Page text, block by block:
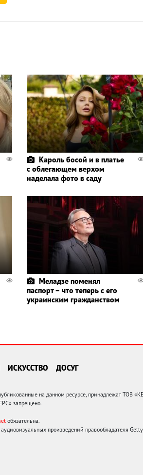
Кароль босой и в платье
с облегающем верхом
наделала фото в саду
Меладзе поменял
паспорт – что теперь с его
украинским гражданством
ИСКУССТВО ДОСУГ
на данном ресурсе, принадлежат ТОВ
запрещено.
обязательна.
произведений правообладателя